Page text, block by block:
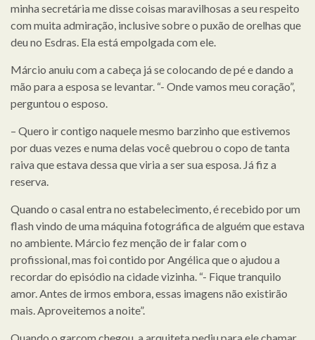
minha secretária me disse coisas maravilhosas a seu respeito
com muita admiração, inclusive sobre o puxão de orelhas que
deu no Esdras. Ela está empolgada com ele.
Márcio anuiu com a cabeça já se colocando de pé e dando a
mão para a esposa se levantar. “- Onde vamos meu coração”,
perguntou o esposo.
– Quero ir contigo naquele mesmo barzinho que estivemos
por duas vezes e numa delas você quebrou o copo de tanta
raiva que estava dessa que viria a ser sua esposa. Já fiz a
reserva.
Quando o casal entra no estabelecimento, é recebido por um
flash vindo de uma máquina fotográfica de alguém que estava
no ambiente. Márcio fez menção de ir falar com o
profissional, mas foi contido por Angélica que o ajudou a
recordar do episódio na cidade vizinha. “- Fique tranquilo
amor. Antes de irmos embora, essas imagens não existirão
mais. Aproveitemos a noite”.
Quando o garçom chegou, a arquiteta pediu para ele chamar